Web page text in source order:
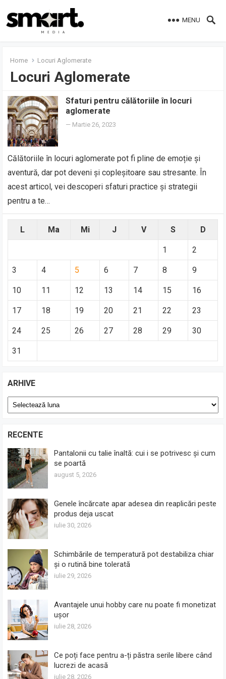
MENU
Home Locuri Aglomerate
Locuri Aglomerate
Sfaturi pentru călătoriile în locuri
aglomerate
— Martie 26, 2023
Călătoriile în locuri aglomerate pot fi pline de emoție și
aventură, dar pot deveni și copleșitoare sau stresante. În
acest articol, vei descoperi sfaturi practice și strategii
pentru a te…
L Ma Mi J V S D
1 2
3 4 5 6 7 8 9
10 11 12 13 14 15 16
17 18 19 20 21 22 23
24 25 26 27 28 29 30
31
ARHIVE
Arhive
RECENTE
Pantalonii cu talie înaltă: cui i se potrivesc și cum
se poartă
august 5, 2026
Genele încărcate apar adesea din reaplicări peste
produs deja uscat
iulie 30, 2026
Schimbările de temperatură pot destabiliza chiar
și o rutină bine tolerată
iulie 29, 2026
Avantajele unui hobby care nu poate fi monetizat
ușor
iulie 28, 2026
Ce poți face pentru a-ți păstra serile libere când
lucrezi de acasă
iulie 28, 2026